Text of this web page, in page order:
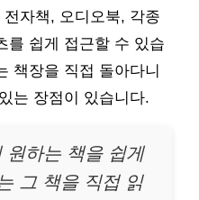
자책, 오디오북, 각종
를 쉽게 접근할 수 있습
책장을 직접 돌아다니
는 장점이 있습니다.
원하는 책을 쉽게
그 책을 직접 읽